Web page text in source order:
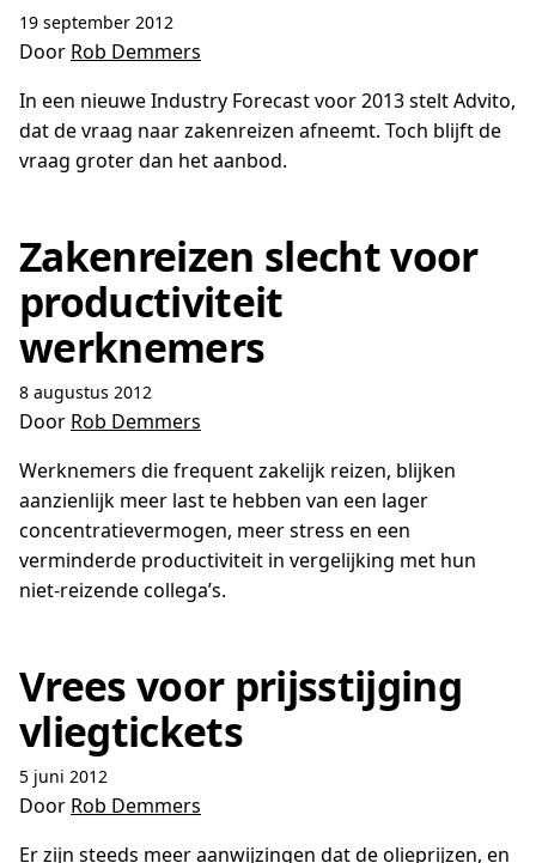
19 september 2012
Door Rob Demmers
In een nieuwe Industry Forecast voor 2013 stelt Advito,
dat de vraag naar zakenreizen afneemt. Toch blijft de
vraag groter dan het aanbod.
Zakenreizen slecht voor
productiviteit
werknemers
8 augustus 2012
Door Rob Demmers
Werknemers die frequent zakelijk reizen, blijken
aanzienlijk meer last te hebben van een lager
concentratievermogen, meer stress en een
verminderde productiviteit in vergelijking met hun
niet-reizende collega’s.
Vrees voor prijsstijging
vliegtickets
5 juni 2012
Door Rob Demmers
Er zijn steeds meer aanwijzingen dat de olieprijzen, en